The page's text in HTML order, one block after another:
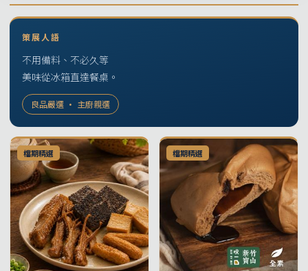
策展人語
不用備料、不必久等
美味從冰箱直達餐桌。
良品嚴選 · 主廚親選
檔期精選 檔期精選